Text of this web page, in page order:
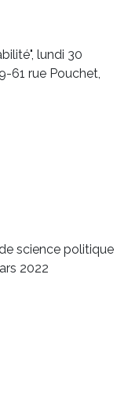
lundi 30
61 rue Pouchet,
science politique
2022